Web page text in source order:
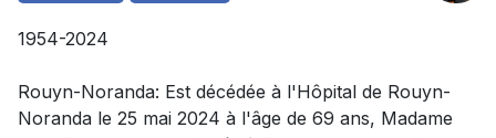
1954-2024
Rouyn-Noranda: Est décédée à l'Hôpital de Rouyn-
Noranda le 25 mai 2024 à l'âge de 69 ans, Madame